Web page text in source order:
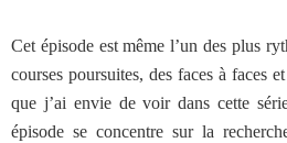
Cet épisode est même l’un des plus
courses poursuites, des faces à faces
que j’ai envie de voir dans cette
épisode se concentre sur la